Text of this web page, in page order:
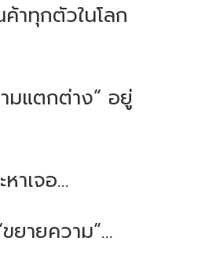
าทุกตัวในโลก
มแตกต่าง” อยู่
าเจอ...
ยายความ”...